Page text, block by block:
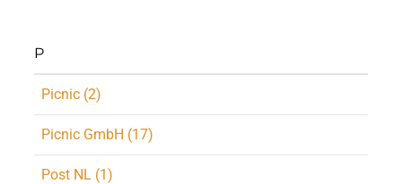
P
Picnic (2)
Picnic GmbH (17)
Post NL (1)